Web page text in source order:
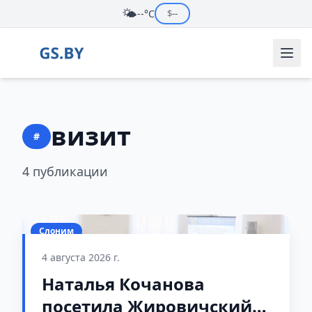
🌤️--°C $--
# визит
4 публикации
Слоним
4 августа 2026 г.
Наталья Кочанова
посетила Жировичский